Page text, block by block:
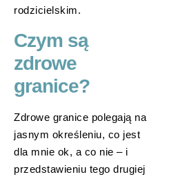
rodzicielskim.
Czym są
zdrowe
granice?
Zdrowe granice polegają na
jasnym określeniu, co jest
dla mnie ok, a co nie – i
przedstawieniu tego drugiej